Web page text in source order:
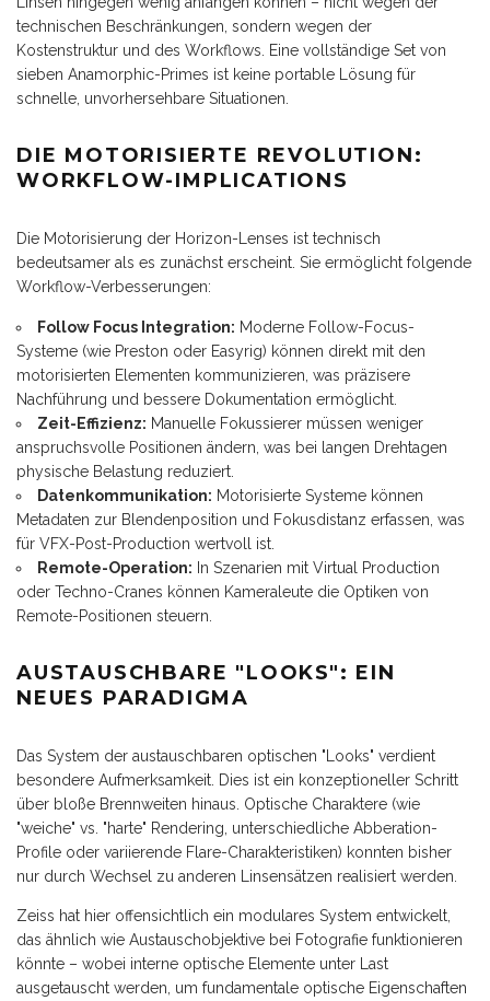
technischen Beschränkungen, sondern wegen der
Kostenstruktur und des Workflows. Eine vollständige Set von
sieben Anamorphic-Primes ist keine portable Lösung für
schnelle, unvorhersehbare Situationen.
DIE MOTORISIERTE REVOLUTION:
WORKFLOW-IMPLICATIONS
Die Motorisierung der Horizon-Lenses ist technisch
bedeutsamer als es zunächst erscheint. Sie ermöglicht folgende
Workflow-Verbesserungen:
Follow Focus Integration: Moderne Follow-Focus-
Systeme (wie Preston oder Easyrig) können direkt mit den
motorisierten Elementen kommunizieren, was präzisere
Nachführung und bessere Dokumentation ermöglicht.
Zeit-Effizienz: Manuelle Fokussierer müssen weniger
anspruchsvolle Positionen ändern, was bei langen Drehtagen
physische Belastung reduziert.
Datenkommunikation: Motorisierte Systeme können
Metadaten zur Blendenposition und Fokusdistanz erfassen, was
für VFX-Post-Production wertvoll ist.
Remote-Operation: In Szenarien mit Virtual Production
oder Techno-Cranes können Kameraleute die Optiken von
Remote-Positionen steuern.
AUSTAUSCHBARE "LOOKS": EIN
NEUES PARADIGMA
Das System der austauschbaren optischen "Looks" verdient
besondere Aufmerksamkeit. Dies ist ein konzeptioneller Schritt
über bloße Brennweiten hinaus. Optische Charaktere (wie
"weiche" vs. "harte" Rendering, unterschiedliche Abberation-
Profile oder variierende Flare-Charakteristiken) konnten bisher
nur durch Wechsel zu anderen Linsensätzen realisiert werden.
Zeiss hat hier offensichtlich ein modulares System entwickelt,
das ähnlich wie Austauschobjektive bei Fotografie funktionieren
könnte – wobei interne optische Elemente unter Last
ausgetauscht werden, um fundamentale optische Eigenschaften